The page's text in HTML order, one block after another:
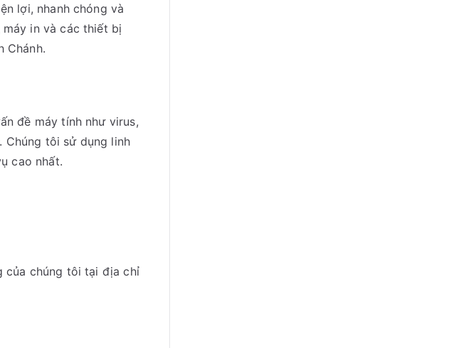
lợi, nhanh chóng và
in và các thiết bị
Chánh.
đề máy tính như virus,
Chúng tôi sử dụng linh
cao nhất.
của chúng tôi tại địa chỉ